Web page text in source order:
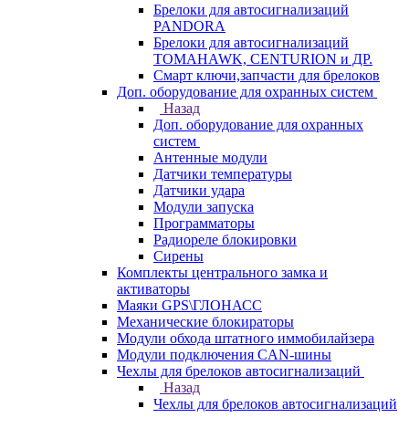
Брелоки для автосигнализаций
PANDORA
Брелоки для автосигнализаций
TOMAHAWK, CENTURION и ДР.
Смарт ключи,запчасти для брелоков
Доп. оборудование для охранных систем
Назад
Доп. оборудование для охранных
систем
Антенные модули
Датчики температуры
Датчики удара
Модули запуска
Программаторы
Радиореле блокировки
Сирены
Комплекты центрального замка и
активаторы
Маяки GPS\ГЛОНАСС
Механические блокираторы
Модули обхода штатного иммобилайзера
Модули подключения CAN-шины
Чехлы для брелоков автосигнализаций
Назад
Чехлы для брелоков автосигнализаций